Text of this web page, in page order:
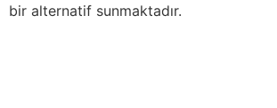
bir alternatif sunmaktadır.